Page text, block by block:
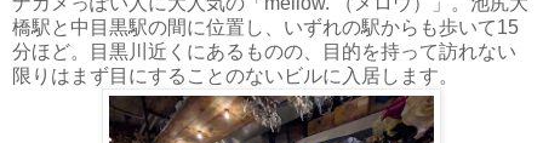
橋駅と中目黒駅の間に位置し、いずれの駅からも歩いて15
分ほど。目黒川近くにあるものの、目的を持って訪れない
限りはまず目にすることのないビルに入居します。